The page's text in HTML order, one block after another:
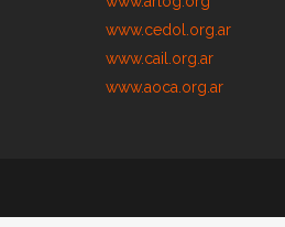
www.cedol.org.ar
www.cail.org.ar
www.aoca.org.ar